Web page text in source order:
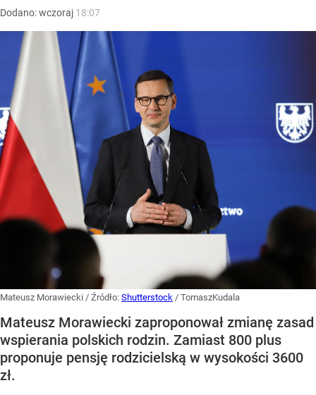
Dodano:wczoraj 18:07
Mateusz Morawiecki / Źródło: Shutterstock / TomaszKudala
Mateusz Morawiecki zaproponował zmianę zasad
wspierania polskich rodzin. Zamiast 800 plus
proponuje pensję rodzicielską w wysokości 3600
zł.